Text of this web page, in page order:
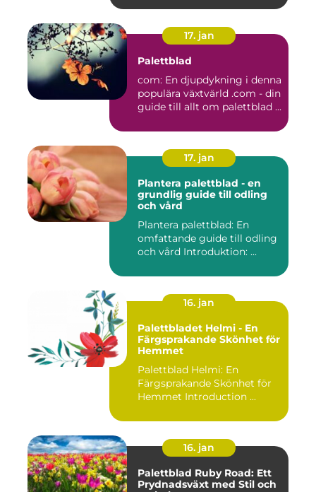
17. jan
Palettblad
com: En djupdykning i denna
populära växtvärld .com - din
guide till allt om palettblad ...
17. jan
Plantera palettblad - en
grundlig guide till odling
och vård
Plantera palettblad: En
omfattande guide till odling
och vård Introduktion: ...
16. jan
Palettbladet Helmi - En
Färgsprakande Skönhet för
Hemmet
Palettblad Helmi: En
Färgsprakande Skönhet för
Hemmet Introduction ...
16. jan
Palettblad Ruby Road: Ett
Prydnadsväxt med Stil och